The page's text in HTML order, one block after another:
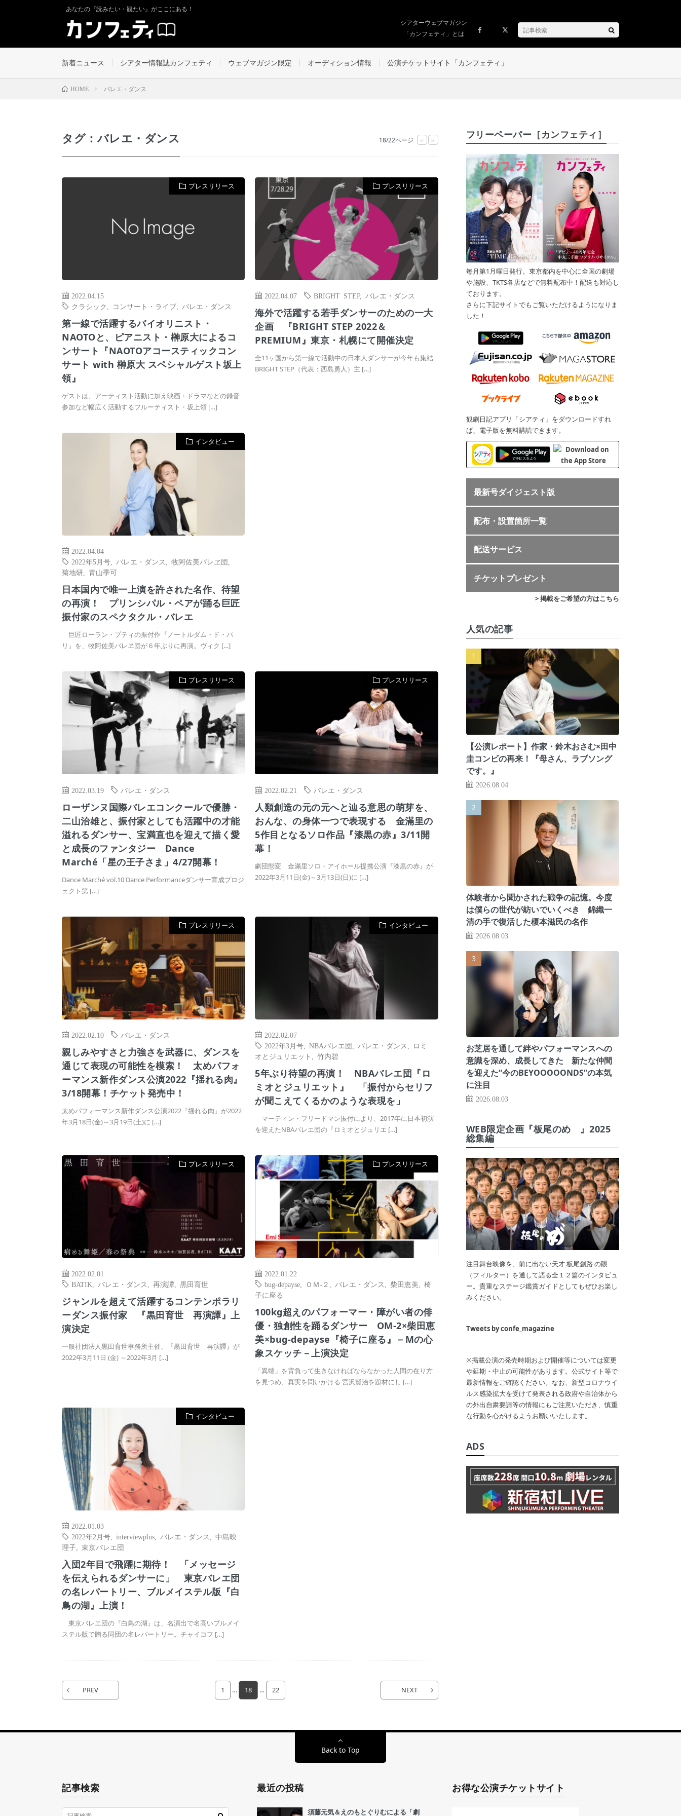
あなたの『読みたい・観たい』がここにある！
シアターウェブマガジン
「カンフェティ」とは
新着ニュース シアター情報誌カンフェティ ウェブマガジン限定 オーディション情報 公演チケットサイト「カンフェティ」
HOME バレエ・ダンス
タグ：バレエ・ダンス 18/22ページ < >
プレスリリース
2022.04.15
クラシック
コンサート・ライブ バレエ・ダンス
第一線で活躍するバイオリニスト・
NAOTOと、ピアニスト・榊原大によるコ
ンサート『NAOTOアコースティックコン
サート with 榊原大 スペシャルゲスト坂上
領』
ゲストは、アーティスト活動に加え映画・ドラマなどの録音
参加など幅広く活動するフルーティスト・坂上領 […]
プレスリリース
2022.04.07 BRIGHT STEP, バレエ・ダンス
海外で活躍する若手ダンサーのための一大
企画 『BRIGHT STEP 2022＆
PREMIUM』東京・札幌にて開催決定
全11ヶ国から第一線で活動中の日本人ダンサーが今年も集結
BRIGHT STEP（代表：西島勇人）主 […]
インタビュー
2022.04.04
2022年5月号
バレエ・ダンス 牧阿佐美バレヱ団
菊地研
青山季可
日本国内で唯一上演を許された名作、待望
の再演！ プリンシパル・ペアが踊る巨匠
振付家のスペクタクル・バレエ
巨匠ローラン・プティの振付作『ノートルダム・ド・パ
リ』を、牧阿佐美バレヱ団が６年ぶりに再演。ヴィク […]
プレスリリース
2022.03.19 バレエ・ダンス
ローザンヌ国際バレエコンクールで優勝・
二山治雄と、振付家としても活躍中の才能
溢れるダンサー、宝満直也を迎えて描く愛
と成長のファンタジー Dance
Marché「星の王子さま」4/27開幕！
Dance Marché vol.10 Dance Performanceダンサー育成プロジ
ェクト第 […]
プレスリリース
2022.02.21 バレエ・ダンス
人類創造の元の元へと辿る意思の萌芽を、
おんな、の身体一つで表現する 金滿里の
5作目となるソロ作品『漆黒の赤』3/11開
幕！
劇団態変 金滿里ソロ・アイホール提携公演『漆黒の赤』が
2022年3月11日(金)～3月13日(日)に […]
プレスリリース
2022.02.10 バレエ・ダンス
親しみやすさと力強さを武器に、ダンスを
通じて表現の可能性を模索！ 太めパフォ
ーマンス新作ダンス公演2022『揺れる肉』
3/18開幕！チケット発売中！
太めパフォーマンス新作ダンス公演2022『揺れる肉』が2022
年3月18日(金)～3月19日(土)に […]
インタビュー
2022.02.07
2022年3月号 ,NBAバレエ団 バレエ・ダンス
ロミ
オとジュリエット
,竹内碧
5年ぶり待望の再演！ NBAバレエ団『ロ
ミオとジュリエット』 「振付からセリフ
が聞こえてくるかのような表現を」
マーティン・フリードマン振付により、2017年に日本初演
を迎えたNBAバレエ団の『ロミオとジュリエ […]
プレスリリース
2022.02.01
BATIK
バレエ・ダンス 再演譚 黒田育世
ジャンルを超えて活躍するコンテンポラリ
ーダンス振付家 『黒田育世 再演譚』上
演決定
一般社団法人黒田育世事務所主催、『黒田育世 再演譚』が
2022年3月11日 (金) ～2022年3月 […]
プレスリリース
2022.01.22
bug-depayse
ＯＭ-２ バレエ・ダンス 柴田恵美 ,椅
子に座る
100kg超えのパフォーマー・障がい者の俳
優・独創性を踊るダンサー OM-2×柴田恵
美×bug-depayse『椅子に座る』－Mの心
象スケッチ－上演決定
「異端」を背負って生きなければならなかった人間の在り方
を見つめ、真実を問いかける 宮沢賢治を題材にし […]
インタビュー
2022.01.03
2022年2月号
interviewplus バレエ・ダンス
中島映
理子
東京バレエ団
入団2年目で飛躍に期待！ 「メッセージ
を伝えられるダンサーに」 東京バレエ団
の名レパートリー、ブルメイステル版『白
鳥の湖』上演！
東京バレエ団の『白鳥の湖』は、名演出で名高いブルメイ
ステル版で贈る同団の名レパートリー。チャイコフ […]
PREV 1 … 18 … 22 NEXT
フリーペーパー［カンフェティ］
毎月第1月曜日発行。東京都内を中心に全国の劇場
や施設、TKTS各店などで無料配布中！配送も対応し
ております。
さらに下記サイトでもご覧いただけるようになりま
した！
観劇日記アプリ「シアティ」をダウンロードすれ
ば、電子版を無料購読できます。
最新号ダイジェスト版
配布・設置箇所一覧
配送サービス
チケットプレゼント
> 掲載をご希望の方はこちら
人気の記事
【公演レポート】作家・鈴木おさむ×田中
圭コンビの再来！『母さん、ラブソング
です。』
2026.08.04
体験者から聞かされた戦争の記憶。今度
は僕らの世代が紡いでいくべき 錦織一
清の手で復活した榎本滋民の名作
2026.08.03
お芝居を通して絆やパフォーマンスへの
意識を深め、成長してきた 新たな仲間
を迎えた“今のBEYOOOOONDS”の本気
に注目
2026.08.03
WEB限定企画『板尾のめ゙』2025
総集編
注目舞台映像を、前に出ない天才 板尾創路 の眼
（フィルター）を通して語る全１２篇のインタビュ
ー。貴重なステージ鑑賞ガイドとしてもぜひお楽し
みください。
Tweets by confe_magazine
※掲載公演の発売時期および開催等については変更
や延期・中止の可能性があります。公式サイト等で
最新情報をご確認ください。なお、新型コロナウイ
ルス感染拡大を受けて発表される政府や自治体から
の外出自粛要請等の情報にもご注意いただき、慎重
な行動を心がけるようお願いいたします。
ADS
Back to Top
記事検索 最近の投稿
須藤元気＆えのもとぐりむによる「劇
お得な公演チケットサイト